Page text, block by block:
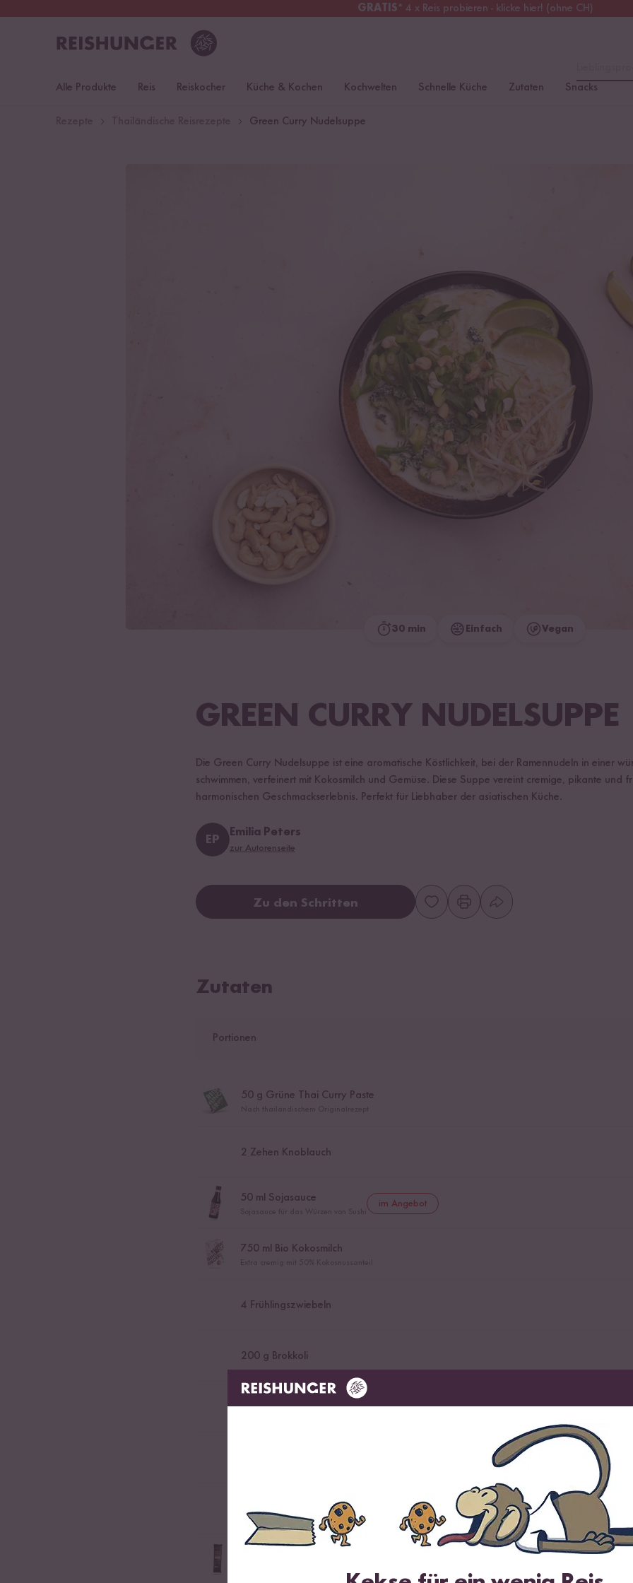
GRATIS* 4 x Reis probieren - klicke hier! (ohne CH)
Kostenloser Versand
Alle Produkte
Reis Reiskocher Küche & Kochen Kochwelten Schnelle Küche Zutaten Snacks
Green Curry Nudelsuppe
30 min Einfach Vegan
GREEN CURRY NUDELSUPPE
Die Green Curry Nudelsuppe ist eine aromatische Köstlichkeit, bei der Ramennudeln in einer
schwimmen, verfeinert mit Kokosmilch und Gemüse. Diese Suppe vereint cremige, pikante und
harmonischen Geschmackserlebnis. Perfekt für Liebhaber der asiatischen Küche.
EP
Emilia Peters
zur Autorenseite
Zu den Schritten
Zutaten
Portionen
50g Grüne Thai Curry Paste
2 Zehen Knoblauch
50ml Sojasauce im Angebot
750ml Bio Kokosmilch
4 Frühlingszwiebeln
200g Brokkoli
50g Sojasprossen
nach Belieben Koriander